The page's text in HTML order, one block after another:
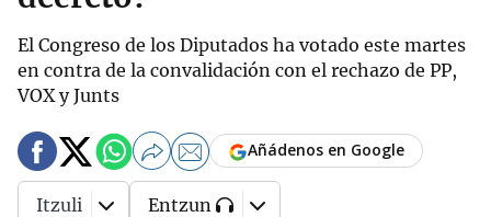
El Congreso de los Diputados ha votado este martes
en contra de la convalidación con el rechazo de PP,
VOX y Junts
Añádenos en Google
Itzuli Entzun